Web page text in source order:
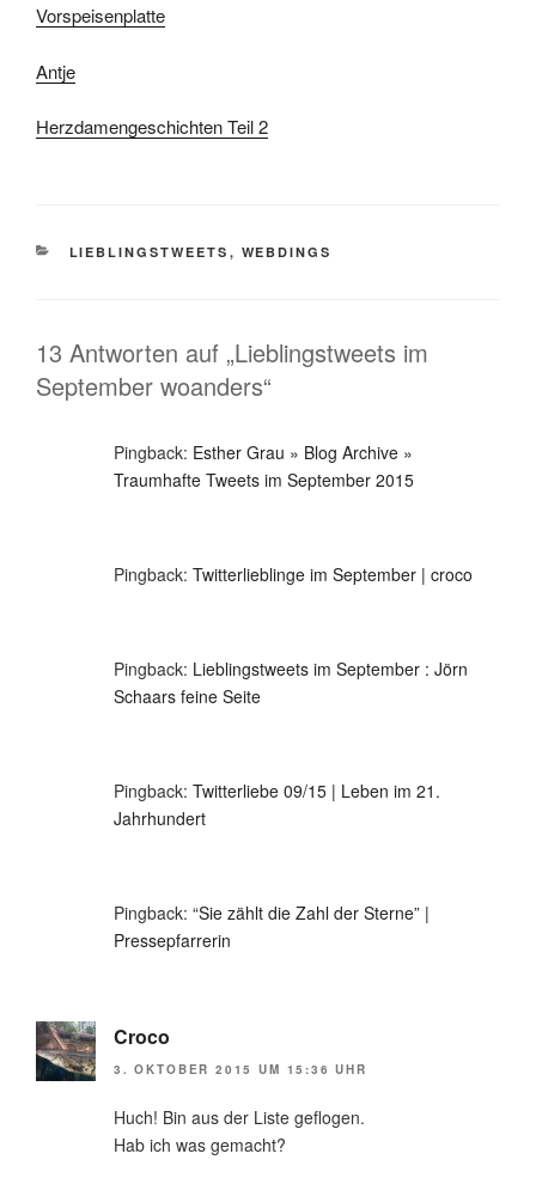
Vorspeisenplatte
Antje
Herzdamengeschichten Teil 2
KATEGORIEN
LIEBLINGSTWEETS , WEBDINGS
13 Antworten auf „Lieblingstweets im
September woanders“
Pingback: Esther Grau » Blog Archive »
Traumhafte Tweets im September 2015
Pingback: Twitterlieblinge im September | croco
Pingback: Lieblingstweets im September : Jörn
Schaars feine Seite
Pingback: Twitterliebe 09/15 | Leben im 21.
Jahrhundert
Pingback: “Sie zählt die Zahl der Sterne” |
Pressepfarrerin
Croco
3. OKTOBER 2015 UM 15:36 UHR
Huch! Bin aus der Liste geflogen.
Hab ich was gemacht?